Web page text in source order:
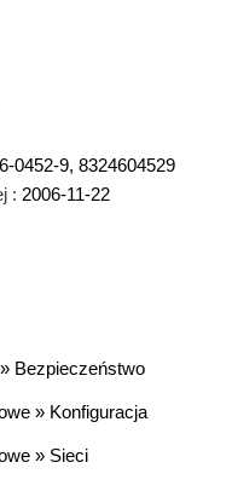
0452-9, 8324604529
: 2006-11-22
» Bezpieczeństwo
» Konfiguracja
» Sieci